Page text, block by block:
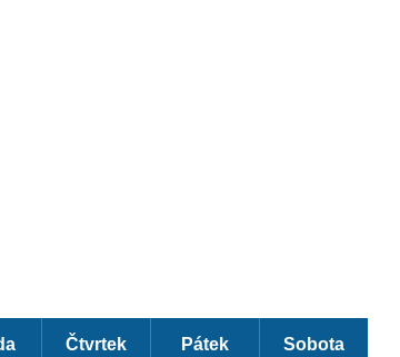
Čtvrtek Pátek Sobota